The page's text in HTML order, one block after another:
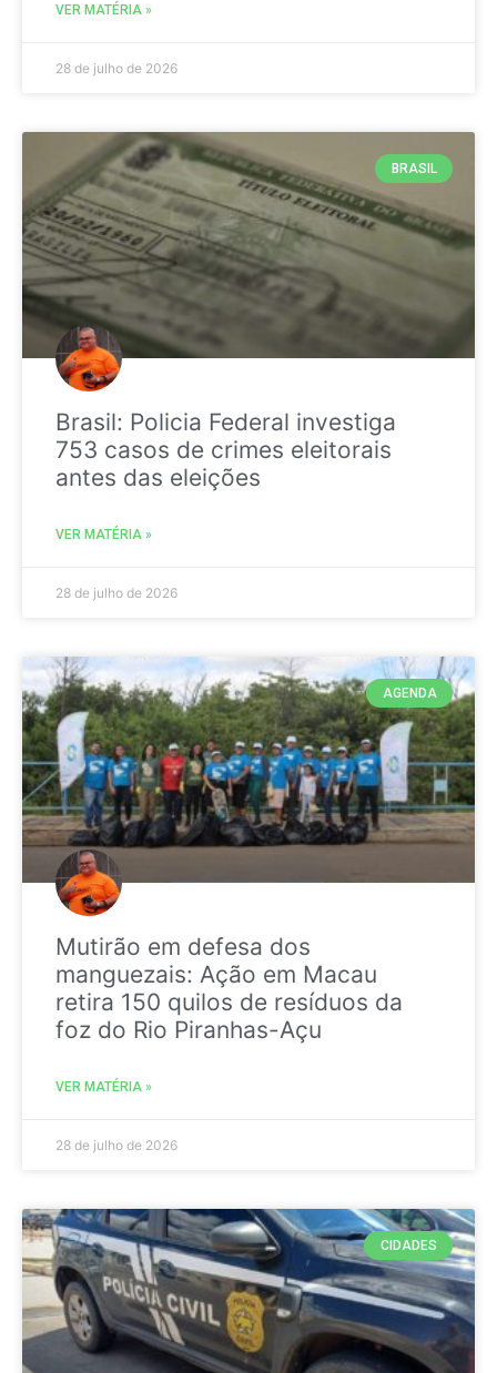
VER MATÉRIA »
28 de julho de 2026
BRASIL
Brasil: Policia Federal investiga
753 casos de crimes eleitorais
antes das eleições
VER MATÉRIA »
28 de julho de 2026
AGENDA
Mutirão em defesa dos
manguezais: Ação em Macau
retira 150 quilos de resíduos da
foz do Rio Piranhas-Açu
VER MATÉRIA »
28 de julho de 2026
CIDADES